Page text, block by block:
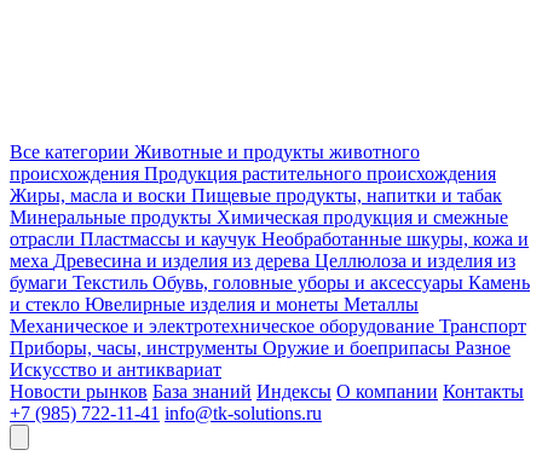
Все категории Животные и продукты животного
происхождения Продукция растительного происхождения
Жиры, масла и воски Пищевые продукты, напитки и табак
Минеральные продукты Химическая продукция и смежные
отрасли Пластмассы и каучук Необработанные шкуры, кожа и
меха Древесина и изделия из дерева Целлюлоза и изделия из
бумаги Текстиль Обувь, головные уборы и аксессуары Камень
и стекло Ювелирные изделия и монеты Металлы
Механическое и электротехническое оборудование Транспорт
Приборы, часы, инструменты Оружие и боеприпасы Разное
Искусство и антиквариат
Новости рынков База знаний Индексы О компании Контакты
+7 (985) 722-11-41 info@tk-solutions.ru